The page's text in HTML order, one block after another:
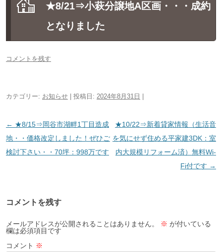
キ
ッ
★8/21⇒小萩分譲地A区画・・・成約
となりました
コメントを残す
カテゴリー: お知らせ | 投稿日: 2024年8月31日
投
稿
ナ
シ
ョ
ン
← ★8/15⇒岡谷市湖畔1丁目造成
地・・価格改定しました！ぜひご
検討下さい・・70坪：998万です
★10/22⇒新着貸家情報（生活音
を気にせず住める平家建3DK：室
内大規模リフォーム済）無料Wi-
Fi付です →
コメントを残す
メールアドレスが公開されることはありません。 ※ が付いている
欄は必須項目です
コメント ※